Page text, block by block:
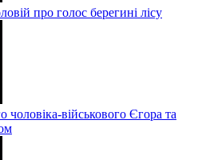
про голос берегині лісу
чоловіка-військового Єгора та